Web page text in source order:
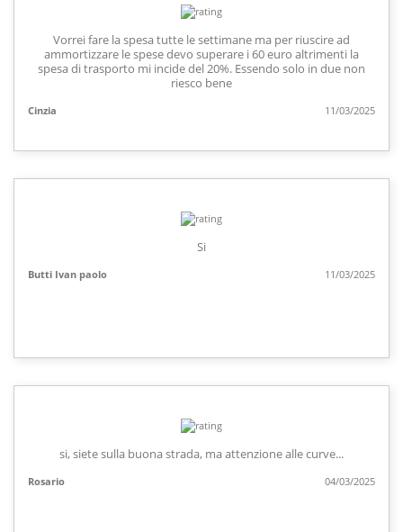
Vorrei fare la spesa tutte le settimane ma per riuscire ad
ammortizzare le spese devo superare i 60 euro altrimenti la
spesa di trasporto mi incide del 20%. Essendo solo in due non
riesco bene
Cinzia 11/03/2025
Si
Butti Ivan paolo 11/03/2025
si, siete sulla buona strada, ma attenzione alle curve...
Rosario 04/03/2025